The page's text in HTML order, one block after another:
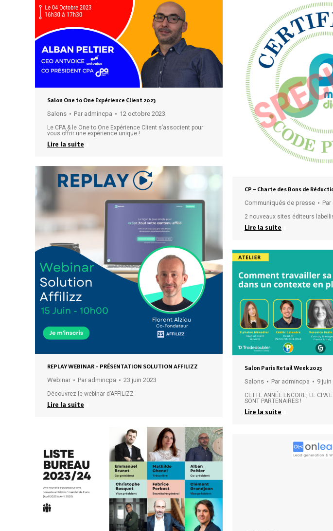
Salon One to One Expérience Client 2023
Salons Par admincpa 12 octobre 2023
Le CPA & le One to One Expérience Client s’associent pour
vous offrir une expérience unique !
Lire la suite
CP – Charte des Bons de
Communiqués de presse Par
2 nouveaux sites éditeurs
Lire la suite
REPLAY WEBINAR – PRÉSENTATION SOLUTION AFFILIZZ
Webinar Par admincpa 23 juin 2023
Découvrez le webinar d’AFFILIZZ
Lire la suite
Salon Paris Retail Week 2023
Salons Par admincpa 9 juin
CETTE ANNÉE ENCORE, LE CPA
SONT PARTENAIRES !
Lire la suite